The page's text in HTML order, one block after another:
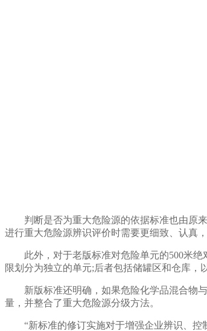
判断是否为重大危险源的依据标准也由原来
进行重大危险源辨识评价时需要更细致、认真
此外，对于老版标准对危险单元的500米绝
限划分为独立的单元;后者包括储罐区和仓库，
新版标准还明确，如果危险化学品混合物与
量，并整合了重大危险源分级方法。
“新标准的修订实施对于增强企业辨识、控